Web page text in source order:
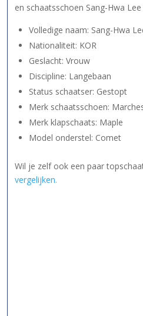
en schaatsschoen Sang-Hwa
Volledige naam: Sang-Hwa
Nationaliteit: KOR
Geslacht: Vrouw
Discipline: Langebaan
Status schaatser: Gestopt
Merk schaatsschoen:
Merk klapschaats: Maple
Model onderstel: Comet
Wil je zelf ook een paar
vergelijken.